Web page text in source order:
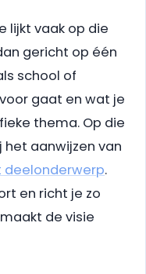
lijkt vaak op die
gericht op één
school of
gaat en wat je
thema. Op die
aanwijzen van
deelonderwerp.
en richt je zo
de visie